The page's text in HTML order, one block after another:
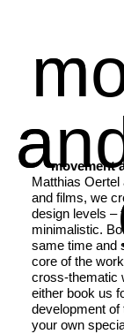
m
amovement
Matthias
and films, we
design levels –
minimalistic.
same time and
core of the
cross-thematic
either book us
development
your own